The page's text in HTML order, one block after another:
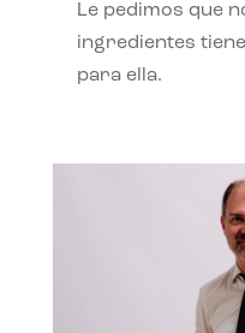
Le pedimos que
ingredientes
para ella.